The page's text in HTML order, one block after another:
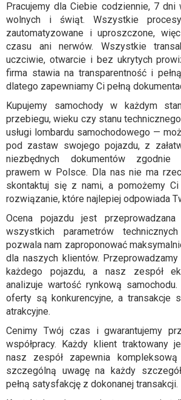
Pracujemy dla Ciebie codziennie, 7
wolnych i świąt. Wszystkie
zautomatyzowane i uproszczone,
czasu ani nerwów. Wszystkie
uczciwie, otwarcie i bez ukrytych
firma stawia na transparentność i
dlatego zapewniamy Ci pełną
Kupujemy samochody w każdym
przebiegu, wieku czy stanu
usługi lombardu samochodowego —
pod zastaw swojego pojazdu, z
niezbędnych dokumentów
prawem w Polsce. Dla nas nie ma
skontaktuj się z nami, a pomożemy
rozwiązanie, które najlepiej odpowiada
Ocena pojazdu jest
wszystkich parametrów
pozwala nam zaproponować
dla naszych klientów. Przeprowadzamy
każdego pojazdu, a nasz zespół
analizuje wartość rynkową
oferty są konkurencyjne, a transakcje
atrakcyjne.
Cenimy Twój czas i gwarantujemy
współpracy. Każdy klient traktowany
nasz zespół zapewnia
szczególną uwagę na każdy
pełną satysfakcję z dokonanej transakcji.